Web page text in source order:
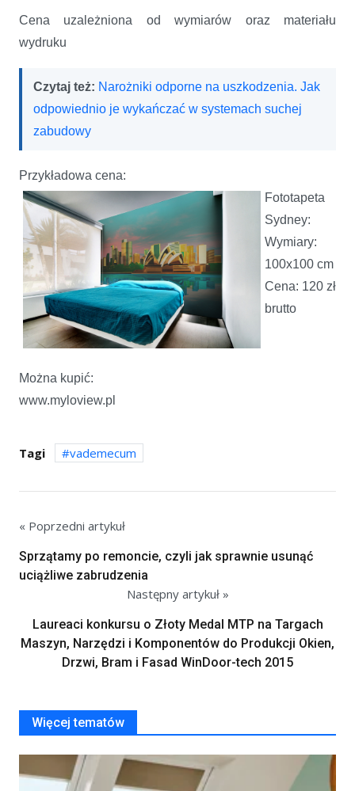
Cena uzależniona od wymiarów oraz materiału
wydruku
Czytaj też: Narożniki odporne na uszkodzenia. Jak
odpowiednio je wykańczać w systemach suchej
zabudowy
Przykładowa cena:
Fototapeta
Sydney:
Wymiary:
100x100 cm
Cena: 120 zł
brutto
Można kupić:
www.myloview.pl
Tagi vademecum
« Poprzedni artykuł
Sprzątamy po remoncie, czyli jak sprawnie usunąć
uciążliwe zabrudzenia
Następny artykuł »
Laureaci konkursu o Złoty Medal MTP na Targach
Maszyn, Narzędzi i Komponentów do Produkcji Okien,
Drzwi, Bram i Fasad WinDoor-tech 2015
Więcej tematów